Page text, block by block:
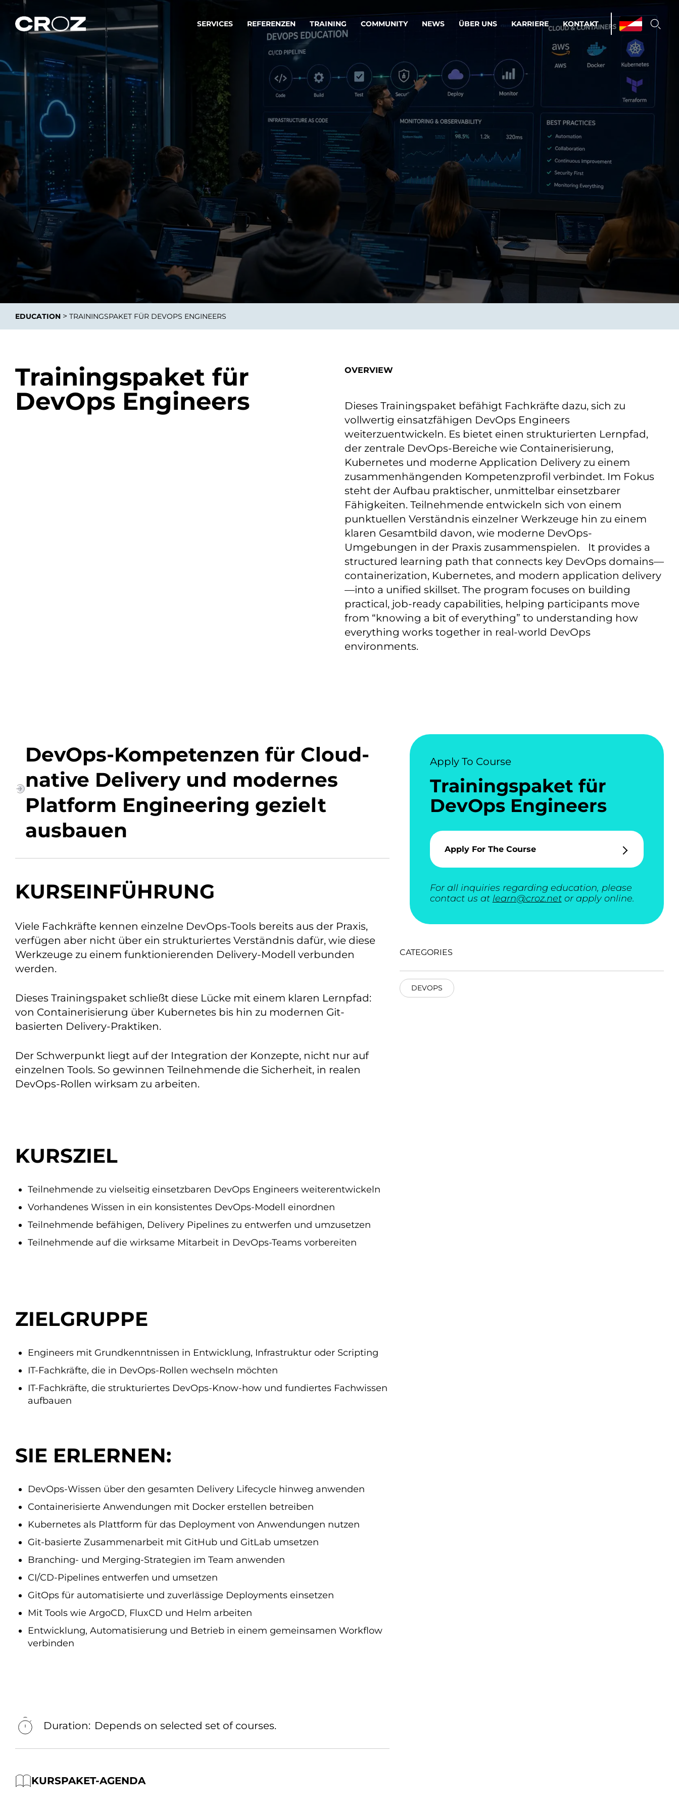
SERVICES
Strategie & Service Design
Wir verwandeln Ihre Ideen in erfolgreiche
Produkte & Dienstleistungen.
Operations & Managed Services
Betriebsprozesse optimieren. Stabilität und
Effizienz statt Nervenkitzel.
Software, Data & AI Engineering
Wir schaffen Produkte und Dienstleistungen, die langfristig bestehen.
IT-
Integrationslösungen
Integration als Innovation.
industriellem
Reifegrad
Adaptive KI-Lösungen
ermöglichen ihrem
Unternehmen, intelligente
Entscheidungen in Echtzeit
Cloud-Umgebungen
Die richtige Cloud-Strategie
als Fundament für
Wachstum.
Infrastruktur
Automatisierung
Verbessern sie Effizienz,
Produktivität und
Sicherheit durch
automatisierte IT-
Operationsprozesse.
von morgen.
REFERENZEN TRAINING COMMUNITY NEWS ÜBER UNS KARRIERE KONTAKT
EDUCATION > TRAININGSPAKET FÜR DEVOPS ENGINEERS
Trainingspaket für
DevOps Engineers
OVERVIEW
Dieses Trainingspaket befähigt Fachkräfte dazu, sich zu
vollwertig einsatzfähigen DevOps Engineers
weiterzuentwickeln. Es bietet einen strukturierten Lernpfad,
der zentrale DevOps-Bereiche wie Containerisierung,
Kubernetes und moderne Application Delivery zu einem
zusammenhängenden Kompetenzprofil verbindet. Im Fokus
steht der Aufbau praktischer, unmittelbar einsetzbarer
Fähigkeiten. Teilnehmende entwickeln sich von einem
punktuellen Verständnis einzelner Werkzeuge hin zu einem
klaren Gesamtbild davon, wie moderne DevOps-
Umgebungen in der Praxis zusammenspielen. It provides a
structured learning path that connects key DevOps domains—
containerization, Kubernetes, and modern application delivery
—into a unified skillset. The program focuses on building
practical, job-ready capabilities, helping participants move
from “knowing a bit of everything” to understanding how
everything works together in real-world DevOps
environments.
DevOps-Kompetenzen für Cloud-
native Delivery und modernes
Platform Engineering gezielt
ausbauen
KURSEINFÜHRUNG
Viele Fachkräfte kennen einzelne DevOps-Tools bereits aus der Praxis,
verfügen aber nicht über ein strukturiertes Verständnis dafür, wie diese
Werkzeuge zu einem funktionierenden Delivery-Modell verbunden
werden.
Dieses Trainingspaket schließt diese Lücke mit einem klaren Lernpfad:
von Containerisierung über Kubernetes bis hin zu modernen Git-
basierten Delivery-Praktiken.
Der Schwerpunkt liegt auf der Integration der Konzepte, nicht nur auf
einzelnen Tools. So gewinnen Teilnehmende die Sicherheit, in realen
DevOps-Rollen wirksam zu arbeiten.
KURSZIEL
Teilnehmende zu vielseitig einsetzbaren DevOps Engineers weiterentwickeln
Vorhandenes Wissen in ein konsistentes DevOps-Modell einordnen
Teilnehmende befähigen, Delivery Pipelines zu entwerfen und umzusetzen
Teilnehmende auf die wirksame Mitarbeit in DevOps-Teams vorbereiten
ZIELGRUPPE
Engineers mit Grundkenntnissen in Entwicklung, Infrastruktur oder Scripting
IT-Fachkräfte, die in DevOps-Rollen wechseln möchten
IT-Fachkräfte, die strukturiertes DevOps-Know-how und fundiertes Fachwissen
aufbauen
SIE ERLERNEN:
DevOps-Wissen über den gesamten Delivery Lifecycle hinweg anwenden
Containerisierte Anwendungen mit Docker erstellen betreiben
Kubernetes als Plattform für das Deployment von Anwendungen nutzen
Git-basierte Zusammenarbeit mit GitHub und GitLab umsetzen
Branching- und Merging-Strategien im Team anwenden
CI/CD-Pipelines entwerfen und umsetzen
GitOps für automatisierte und zuverlässige Deployments einsetzen
Mit Tools wie ArgoCD, FluxCD und Helm arbeiten
Entwicklung, Automatisierung und Betrieb in einem gemeinsamen Workflow
verbinden
Duration: Depends on selected set of courses.
KURSPAKET-AGENDA
Apply To Course
Trainingspaket für
DevOps Engineers
Apply For The Course
For all inquiries regarding education, please
contact us at learn@croz.netor apply online.
CATEGORIES
DEVOPS